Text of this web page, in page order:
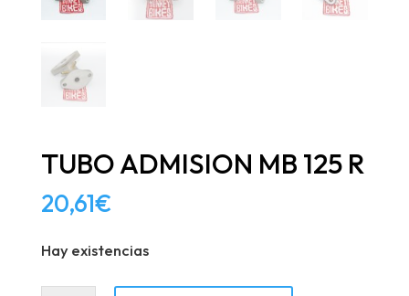
TUBO ADMISION MB 125 R
20,61€
Hay existencias